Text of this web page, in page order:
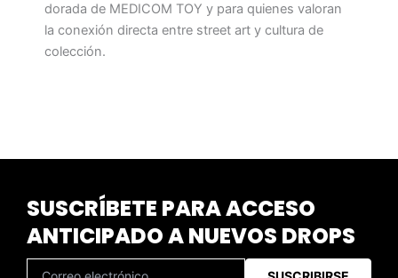
dorada de MEDICOM TOY y para quienes valoran
la conexión directa entre street art y cultura de
colección.
SUSCRÍBETE PARA ACCESO
ANTICIPADO A NUEVOS DROPS